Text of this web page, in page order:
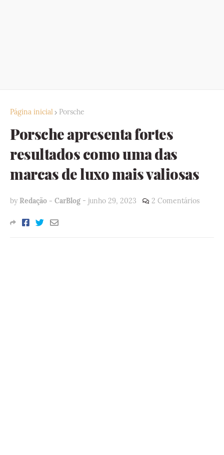
Página inicial Porsche
Porsche apresenta fortes
resultados como uma das
marcas de luxo mais valiosas
by Redação - CarBlog - junho 29, 2023 2 Comentários